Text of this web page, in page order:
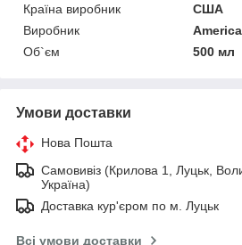
Країна виробник
США
Виробник
Об`єм
500 мл
Умови доставки
Нова Пошта
Самовивіз (Крилова 1, Луцьк,
Україна)
Доставка кур'єром по м. Луцьк
Всі умови доставки